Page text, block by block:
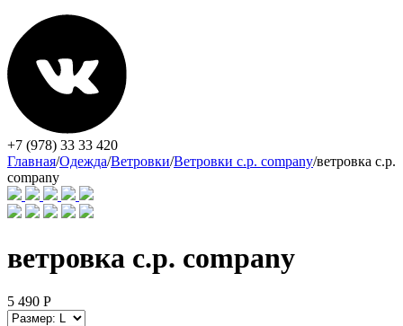
+7 (978) 33 33 420
Главная/Одежда/Ветровки/Ветровки c.p. company/ветровка c.p.
company
ветровка c.p. company
5 490 Р